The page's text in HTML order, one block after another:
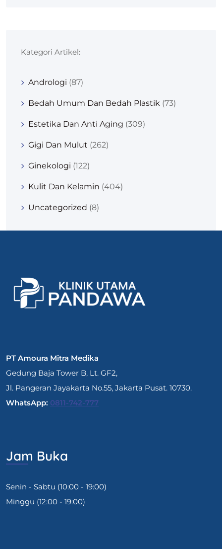
Kategori Artikel:
Andrologi (87)
Bedah Umum Dan Bedah Plastik (73)
Estetika Dan Anti Aging (309)
Gigi Dan Mulut (262)
Ginekologi (122)
Kulit Dan Kelamin (404)
Uncategorized (8)
PT Amoura Mitra Medika
Gedung Baja Tower B, Lt. GF2,
Jl. Pangeran Jayakarta No.55, Jakarta Pusat. 10730.
WhatsApp: 0811-742-777
Jam Buka
Senin - Sabtu (10:00 - 19:00)
Minggu (12:00 - 19:00)